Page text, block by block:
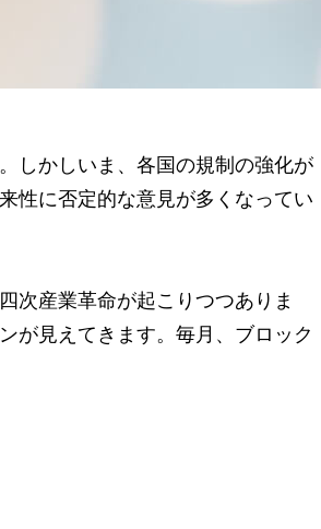
しかしいま、各国の規制の強化が
性に否定的な意見が多くなってい
次産業革命が起こりつつありま
が見えてきます。毎月、ブロック